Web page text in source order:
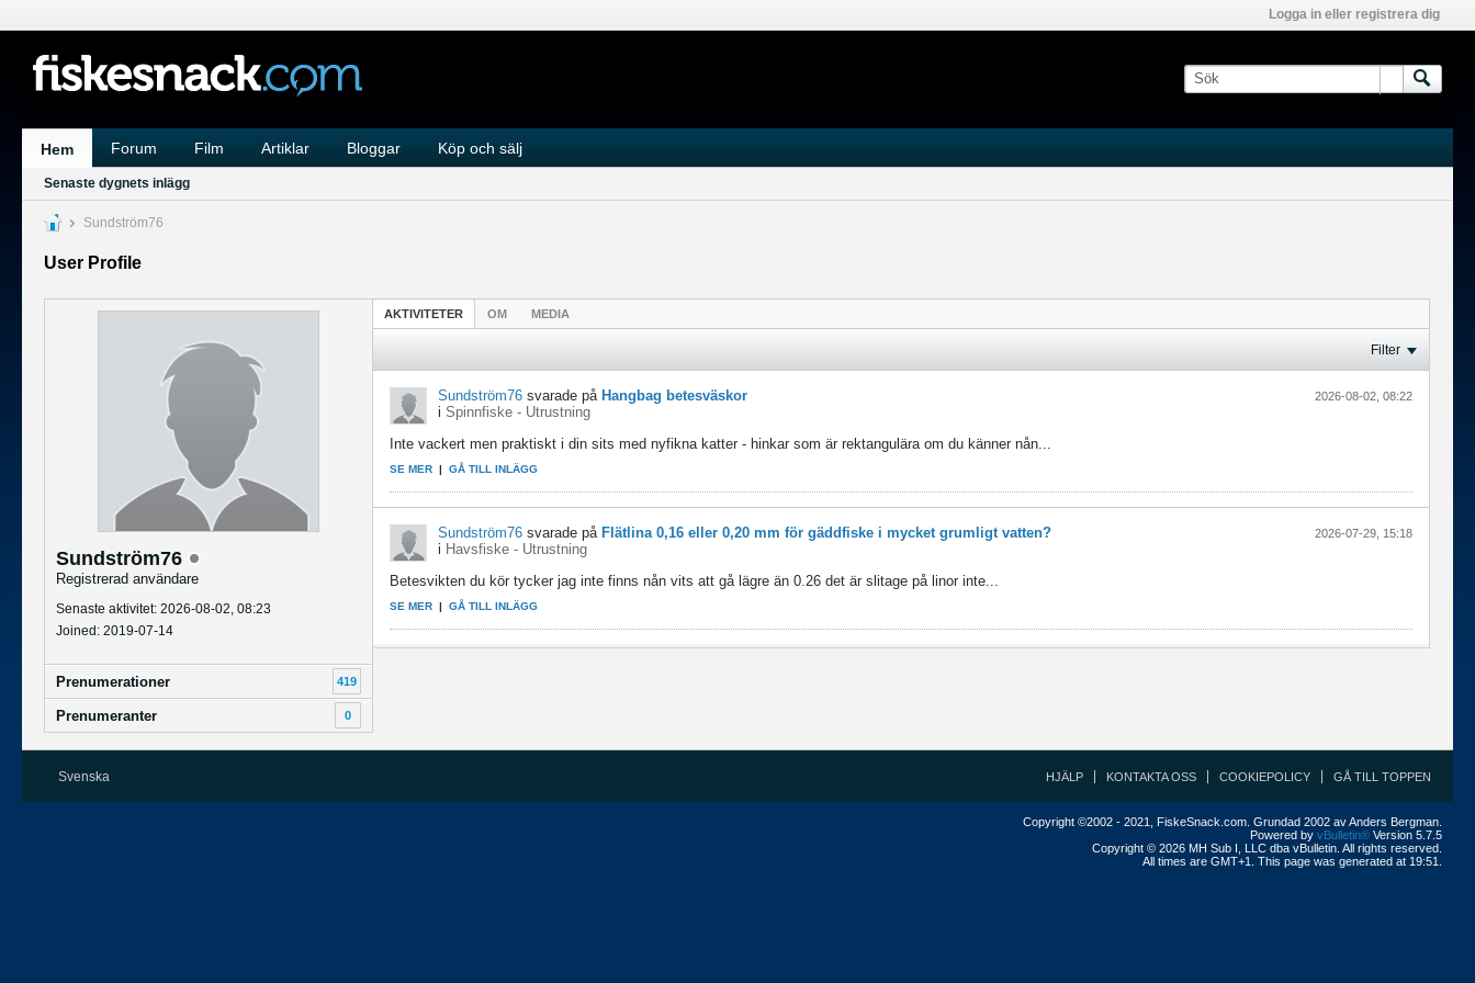
Logga in eller registrera dig
Hem Forum Film Artiklar Bloggar Köp och sälj
Senaste dygnets inlägg
Sundström76
User Profile
Sundström76
Registrerad användare
Senaste aktivitet: 2026-08-02, 08:23
Joined: 2019-07-14
Prenumerationer 419
Prenumeranter 0
AKTIVITETER OM MEDIA
Filter
Sundström76 svarade på Hangbag betesväskor
i Spinnfiske - Utrustning
2026-08-02, 08:22
Inte vackert men praktiskt i din sits med nyfikna katter - hinkar som är rektangulära om du känner nån...
SE MER | GÅ TILL INLÄGG
Sundström76 svarade på Flätlina 0,16 eller 0,20 mm för gäddfiske i mycket grumligt vatten?
i Havsfiske - Utrustning
2026-07-29, 15:18
Betesvikten du kör tycker jag inte finns nån vits att gå lägre än 0.26 det är slitage på linor inte...
SE MER | GÅ TILL INLÄGG
Svenska HJÄLP KONTAKTA OSS COOKIEPOLICY GÅ TILL TOPPEN
Copyright ©2002 - 2021, FiskeSnack.com. Grundad 2002 av Anders Bergman.
Powered by vBulletin® Version 5.7.5
Copyright © 2026 MH Sub I, LLC dba vBulletin. All rights reserved.
All times are GMT+1. This page was generated at 19:51.